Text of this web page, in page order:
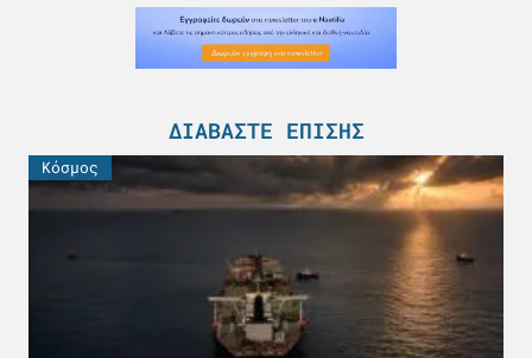
ΔΙΑΒΆΣΤΕ ΕΠΊΣΗΣ
Κόσμος